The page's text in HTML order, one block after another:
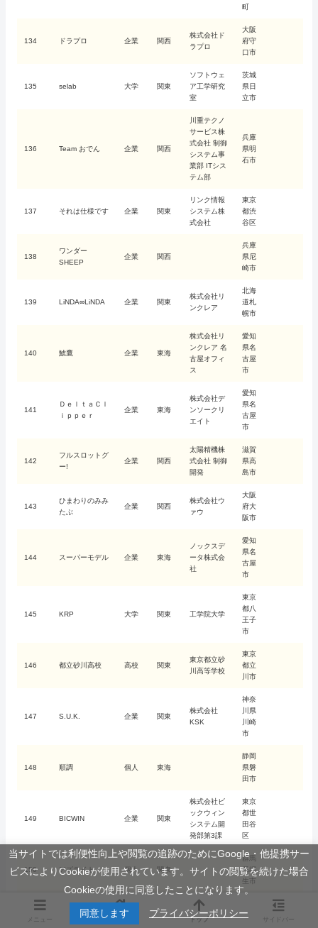
町
134 ドラプロ 企業 関西
株式会社ド
ラプロ
大阪
府守
口市
135 selab 大学 関東
ソフトウェ
ア工学研究
室
茨城
県日
立市
136 Team おでん 企業 関西
川重テクノ
サービス株
式会社 制御
システム事
業部 ITシス
テム部
兵庫
県明
石市
137 それは仕様です 企業 関東
リンク情報
システム株
式会社
東京
都渋
谷区
138
ワンダー
SHEEP
企業 関西
兵庫
県尼
崎市
139 LiNDA∞LiNDA 企業 関東
株式会社リ
ンクレア
北海
道札
幌市
140 鯱鷹 企業 東海
株式会社リ
ンクレア 名
古屋オフィ
ス
愛知
県名
古屋
市
141
ＤｅｌｔａＣｌ
ｉｐｐｅｒ
企業 東海
株式会社デ
ンソークリ
エイト
愛知
県名
古屋
市
142
フルスロットグ
ー!
企業 関西
太陽精機株
式会社 制御
開発
滋賀
県高
島市
143
ひまわりのみみ
たぶ
企業 関西
株式会社ウ
ァウ
大阪
府大
阪市
144 スーパーモデル 企業 東海
ノックスデ
ータ株式会
社
愛知
県名
古屋
市
145 KRP 大学 関東 工学院大学
東京
都八
王子
市
146 都立砂川高校 高校 関東
東京都立砂
川高等学校
東京
都立
川市
147 S.U.K. 企業 関東
株式会社
KSK
神奈
川県
川崎
市
148 順調 個人 東海
静岡
県磐
田市
149 BICWIN 企業 関東
株式会社ビ
ックウィン
システム開
発部第3課
東京
都世
田谷
区
150 アズライト 個人 関東
群馬
県桐
生市
151 松浦Lab 関東
電子情報シ
県さ
メニュー ホーム トップ サイドバー
当サイトでは利便性向上や閲覧の追跡のためにGoogle・他提携サー
ビスによりCookieが使用されています。サイトの閲覧を続けた場合
Cookieの使用に同意したことになります。
同意します プライバシーポリシー